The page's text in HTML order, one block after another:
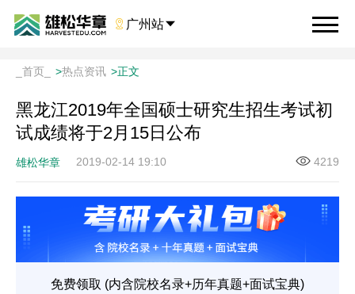
 广州站
_首页_ >热点资讯 >正文
黑龙江2019年全国硕士研究生招生考试初
试成绩将于2月15日公布
雄松华章 2019-02-14 19:10 4219
免费领取 (内含院校名录+历年真题+面试宝典)